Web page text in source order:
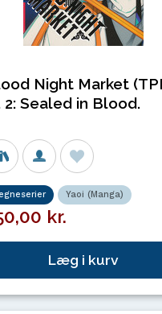
Night Market
2: Sealed in Blood.
Yaoi (Manga)
kr.
Læg i kurv